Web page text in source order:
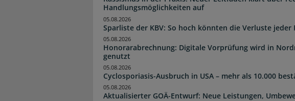
Handlungsmöglichkeiten auf
Sparliste der KBV: So hoch könnten die Verluste jeder
05.08.2026
Honorarabrechnung: Digitale Vorprüfung wird in
genutzt
05.08.2026
Cyclosporiasis-Ausbruch in USA – mehr als 10.000
05.08.2026
Aktualisierter GOÄ-Entwurf: Neue Leistungen,
05.08.2026